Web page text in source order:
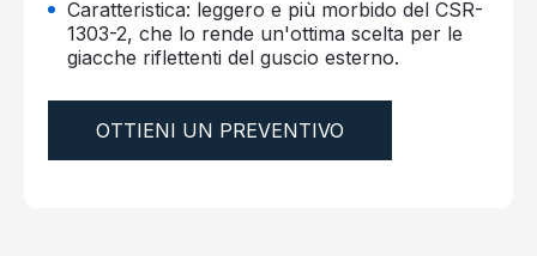
Caratteristica: leggero e più morbido del CSR-
1303-2, che lo rende un'ottima scelta per le
giacche riflettenti del guscio esterno.
OTTIENI UN PREVENTIVO